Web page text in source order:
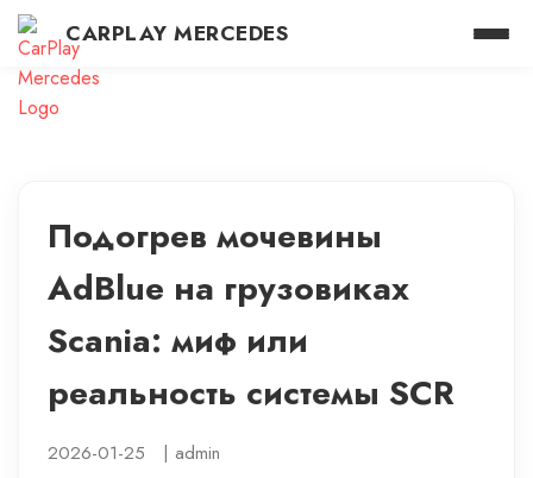
CARPLAY MERCEDES
Подогрев мочевины
AdBlue на грузовиках
Scania: миф или
реальность системы SCR
2026-01-25 | admin